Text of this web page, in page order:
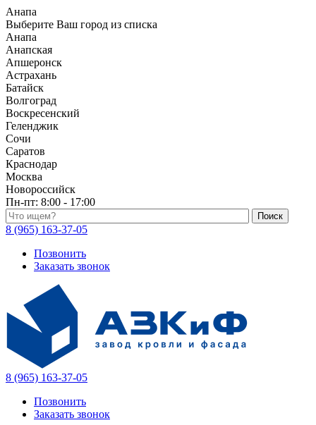
Анапа
Выберите Ваш город из списка
Анапа
Анапская
Апшеронск
Астрахань
Батайск
Волгоград
Воскресенский
Геленджик
Сочи
Саратов
Краснодар
Москва
Новороссийск
Пн-пт: 8:00 - 17:00
Поиск по каталогу
8 (965) 163-37-05
Позвонить
Заказать звонок
8 (965) 163-37-05
Позвонить
Заказать звонок